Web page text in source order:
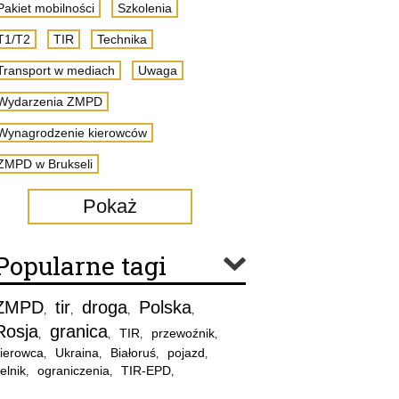
mobilności Szkolenia
T2 TIR Technika
w mediach Uwaga
ZMPD
kierowców
w Brukseli
Pokaż
tagi
, tir, droga, Polska,
, granica, TIR, przewoźnik,
, Ukraina, Białoruś, pojazd,
, ograniczenia, TIR-EPD,